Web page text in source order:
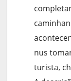
nus
turista,